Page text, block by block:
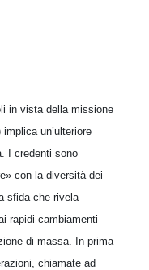
in vista della missione
un’ulteriore
I credenti sono
con la diversità dei
sfida che rivela
rapidi cambiamenti
di massa. In prima
chiamate ad